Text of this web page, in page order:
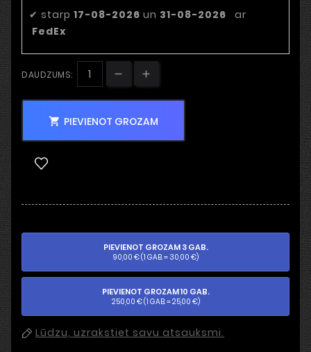
✔ starp 17-08-2026 un 31-08-2026
ar
FedEx
DAUDZUMS:
 PIEVIENOT GROZAM
PIEVIENOT GROZAM 3 GAB.
90,00 € (1 GAB. = 30,00 €)
PIEVIENOT GROZAM 10 GAB.
250,00 € (1 GAB. = 25,00 €)
Lūdzu, uzrakstiet savu atsauksmi.